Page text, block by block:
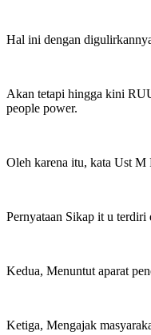
Hal ini dengan
Akan tetapi hingga kini
people power.
Oleh karena itu, kata Ust
Pernyataan Sikap it u terdiri
Kedua, Menuntut aparat
Ketiga, Mengajak